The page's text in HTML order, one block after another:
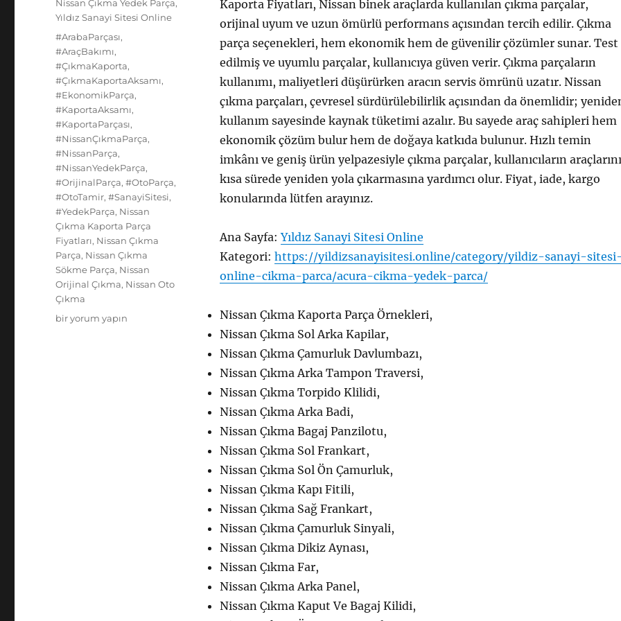
Kaporta Fiyatları, Nissan binek araçlarda kullanılan çıkma parçalar,
orijinal uyum ve uzun ömürlü performans açısından tercih edilir. Çıkma
parça seçenekleri, hem ekonomik hem de güvenilir çözümler sunar. Test
edilmiş ve uyumlu parçalar, kullanıcıya güven verir. Çıkma parçaların
kullanımı, maliyetleri düşürürken aracın servis ömrünü uzatır. Nissan
çıkma parçaları, çevresel sürdürülebilirlik açısından da önemlidir;
kullanım sayesinde kaynak tüketimi azalır. Bu sayede araç sahipleri hem
ekonomik çözüm bulur hem de doğaya katkıda bulunur. Hızlı temin
imkânı ve geniş ürün yelpazesiyle çıkma parçalar, kullanıcıların araçlarını
kısa sürede yeniden yola çıkarmasına yardımcı olur. Fiyat, iade, kargo
konularında lütfen arayınız.
Ana Sayfa:Yıldız Sanayi Sitesi Online
Kategori: https://yildizsanayisitesi.online/category/yildiz-sanayi-
online-cikma-parca/acura-cikma-yedek-parca/
Nissan Çıkma Kaporta Parça Örnekleri,
Nissan Çıkma Sol Arka Kapilar,
Nissan Çıkma Çamurluk Davlumbazı,
Nissan Çıkma Arka Tampon Traversi,
Nissan Çıkma Torpido Klilidi,
Nissan Çıkma Arka Badi,
Nissan Çıkma Bagaj Panzilotu,
Nissan Çıkma Sol Frankart,
Nissan Çıkma Sol Ön Çamurluk,
Nissan Çıkma Kapı Fitili,
Nissan Çıkma Sağ Frankart,
Nissan Çıkma Çamurluk Sinyali,
Nissan Çıkma Dikiz Aynası,
Nissan Çıkma Far,
Nissan Çıkma Arka Panel,
Nissan Çıkma Kaput Ve Bagaj Kilidi,
Nissan Çıkma Yedek Parça,
Yıldız Sanayi Sitesi Online
Etiketler
#ArabaParçası,
#AraçBakımı,
#ÇıkmaKaporta,
#ÇıkmaKaportaAksamı,
#EkonomikParça,
#KaportaAksamı,
#KaportaParçası,
#NissanÇıkmaParça,
#NissanParça,
#NissanYedekParça,
#OrijinalParça,#OtoParça,
#OtoTamir,#SanayiSitesi,
#YedekParça, Nissan
Çıkma Kaporta Parça
Fiyatları, Nissan Çıkma
Parça, Nissan Çıkma
Sökme Parça, Nissan
Orijinal Çıkma, Nissan Oto
Çıkma
Nissan
bir yorum yapın